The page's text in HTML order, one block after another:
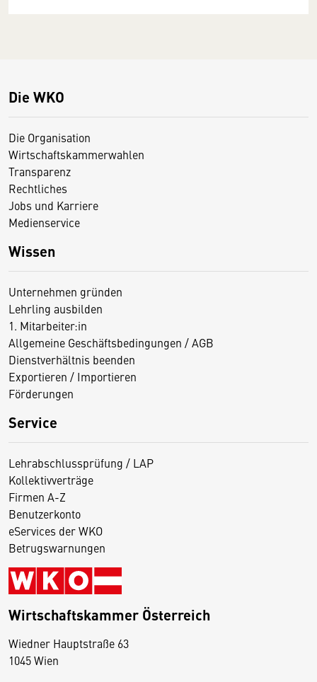
Die WKO
Die Organisation
Wirtschaftskammerwahlen
Transparenz
Rechtliches
Jobs und Karriere
Medienservice
Wissen
Unternehmen gründen
Lehrling ausbilden
1. Mitarbeiter:in
Allgemeine Geschäftsbedingungen / AGB
Dienstverhältnis beenden
Exportieren / Importieren
Förderungen
Service
Lehrabschlussprüfung / LAP
Kollektivverträge
Firmen A-Z
Benutzerkonto
eServices der WKO
Betrugswarnungen
Wirtschaftskammer Österreich
Wiedner Hauptstraße 63
1045 Wien
D